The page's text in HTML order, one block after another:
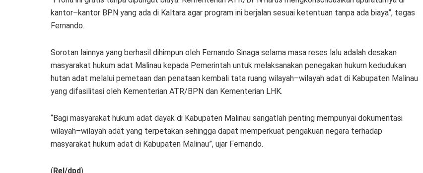
kantor–kantor BPN yang ada di Kaltara agar program ini berjalan sesuai ketentuan tanpa ada biaya”, tegas
Fernando.
Sorotan lainnya yang berhasil dihimpun oleh Fernando Sinaga selama masa reses lalu adalah desakan
masyarakat hukum adat Malinau kepada Pemerintah untuk melaksanakan penegakan hukum kedudukan
hutan adat melalui pemetaan dan penataan kembali tata ruang wilayah–wilayah adat di Kabupaten Malinau
yang difasilitasi oleh Kementerian ATR/BPN dan Kementerian LHK.
“Bagi masyarakat hukum adat dayak di Kabupaten Malinau sangatlah penting mempunyai dokumentasi
wilayah–wilayah adat yang terpetakan sehingga dapat memperkuat pengakuan negara terhadap
masyarakat hukum adat di Kabupaten Malinau”, ujar Fernando.
(Rel/dpd)